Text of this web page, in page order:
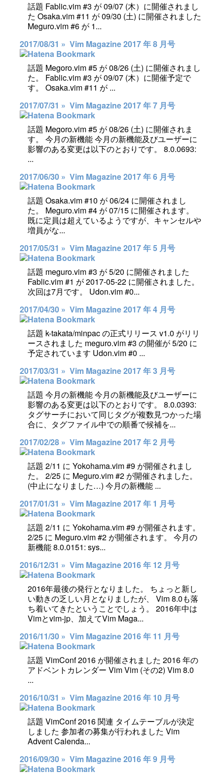
話題 Fablic.vim #3 が 09/07 (木）に開催されまし
た Osaka.vim #11 が 09/30 (土) に開催されました
Meguro.vim #6 が 1...
2017/08/31 » Vim Magazine 2017 年 8 月号
話題 Megoro.vim #5 が 08/26 (土) に開催されまし
た。 Fablic.vim #3 が 09/07 (木）に開催予定で
す。 Osaka.vim #11 が ...
2017/07/31 » Vim Magazine 2017 年 7 月号
話題 Megoro.vim #5 が 08/26 (土) に開催されま
す。 今月の新機能 今月の新機能及びユーザーに
影響のある変更は以下のとおりです。 8.0.0693:
...
2017/06/30 » Vim Magazine 2017 年 6 月号
話題 Osaka.vim #10 が 06/24 に開催されまし
た。 Meguro.vim #4 が 07/15 に開催されます。
既に定員は超えているようですが、キャンセルや
増員がな...
2017/05/31 » Vim Magazine 2017 年 5 月号
話題 meguro.vim #3 が 5/20 に開催されました
Fablic.vim #1 が 2017-05-22 に開催されました。
次回は7月です。 Udon.vim #0...
2017/04/30 » Vim Magazine 2017 年 4 月号
話題 k-takata/minpac の正式リリース v1.0 がリリ
ースされました meguro.vim #3 の開催が 5/20 に
予定されています Udon.vim #0 ...
2017/03/31 » Vim Magazine 2017 年 3 月号
話題 今月の新機能 今月の新機能及びユーザーに
影響のある変更は以下のとおりです。 8.0.0393:
タグサーチにおいて同じタグが複数見つかった場
合に、タグファイル中での順番で候補を...
2017/02/28 » Vim Magazine 2017 年 2 月号
話題 2/11 に Yokohama.vim #9 が開催されまし
た。 2/25 に Meguro.vim #2 が開催されました。
(中止になりました…) 今月の新機能 ...
2017/01/31 » Vim Magazine 2017 年 1 月号
話題 2/11 に Yokohama.vim #9 が開催されます。
2/25 に Meguro.vim #2 が開催されます。 今月の
新機能 8.0.0151: sys...
2016/12/31 » Vim Magazine 2016 年 12 月号
2016年最後の発行となりました。 ちょっと新し
い動きの乏しい月となりましたが、 Vim 8.0も落
ち着いてきたということでしょう。 2016年中は
Vimとvim-jp、加えてVim Maga...
2016/11/30 » Vim Magazine 2016 年 11 月号
話題 VimConf 2016 が開催されました 2016 年の
アドベントカレンダー Vim Vim (その2) Vim 8.0
...
2016/10/31 » Vim Magazine 2016 年 10 月号
話題 VimConf 2016 関連 タイムテーブルが決定
しました 参加者の募集が行われました Vim
Advent Calenda...
2016/09/30 » Vim Magazine 2016 年 9 月号